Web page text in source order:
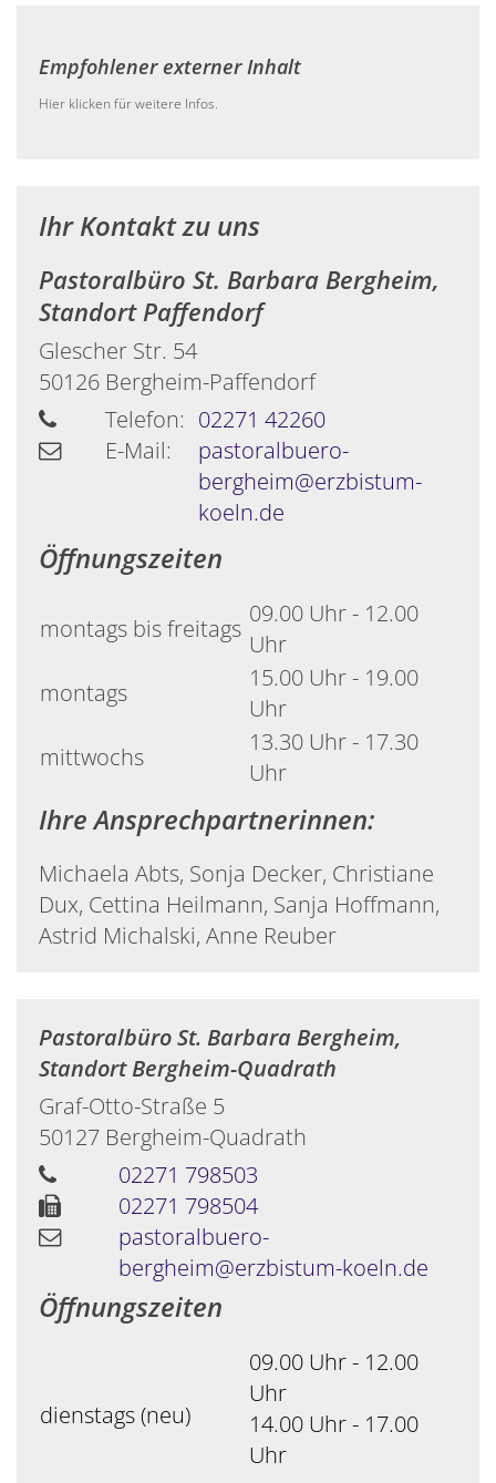
Empfohlener externer Inhalt
Hier klicken für weitere Infos.
Ihr Kontakt zu uns
Pastoralbüro St. Barbara Bergheim,
Standort Paffendorf
Glescher Str. 54
50126 Bergheim-Paffendorf
Telefon: 02271 42260
E-Mail:
pastoralbuero-
bergheim@erzbistum-
koeln.de
Öffnungszeiten
montags bis freitags 09.00 Uhr - 12.00
Uhr
montags
15.00 Uhr - 19.00
Uhr
mittwochs
13.30 Uhr - 17.30
Uhr
Ihre Ansprechpartnerinnen:
Michaela Abts, Sonja Decker, Christiane
Dux, Cettina Heilmann, Sanja Hoffmann,
Astrid Michalski, Anne Reuber
Pastoralbüro St. Barbara Bergheim,
Standort Bergheim-Quadrath
Graf-Otto-Straße 5
50127 Bergheim-Quadrath
02271 798503
02271 798504
pastoralbuero-
bergheim@erzbistum-koeln.de
Öffnungszeiten
dienstags (neu)
09.00 Uhr - 12.00
Uhr
14.00 Uhr - 17.00
Uhr